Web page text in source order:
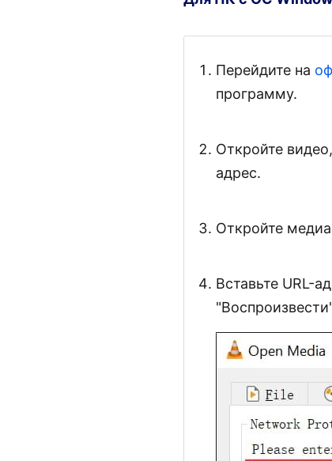
Перейдите на
программу.
Откройте
адрес.
Откройте
Вставьте URL-